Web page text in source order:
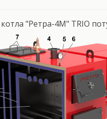
"Ретра-4М" TRIO